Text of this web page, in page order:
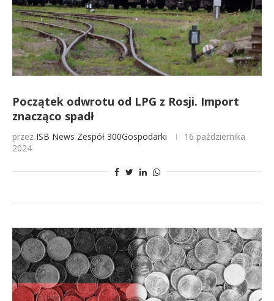
Początek odwrotu od LPG z Rosji. Import
znacząco spadł
przez ISB News Zespół 300Gospodarki
16 października
2024